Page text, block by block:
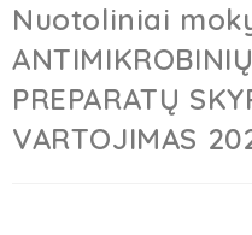
Nuotoliniai
PREPARATŲ
VARTOJIMAS